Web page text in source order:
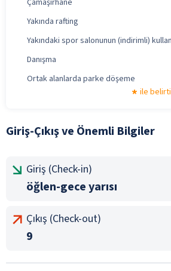
Yakında rafting
Yakındaki spor salonunun (indirimli)
Danışma
Ortak alanlarda parke döşeme
ile
Giriş-Çıkış ve Önemli Bilgiler
Giriş (Check-in)
öğlen-gece yarısı
Çıkış (Check-out)
9